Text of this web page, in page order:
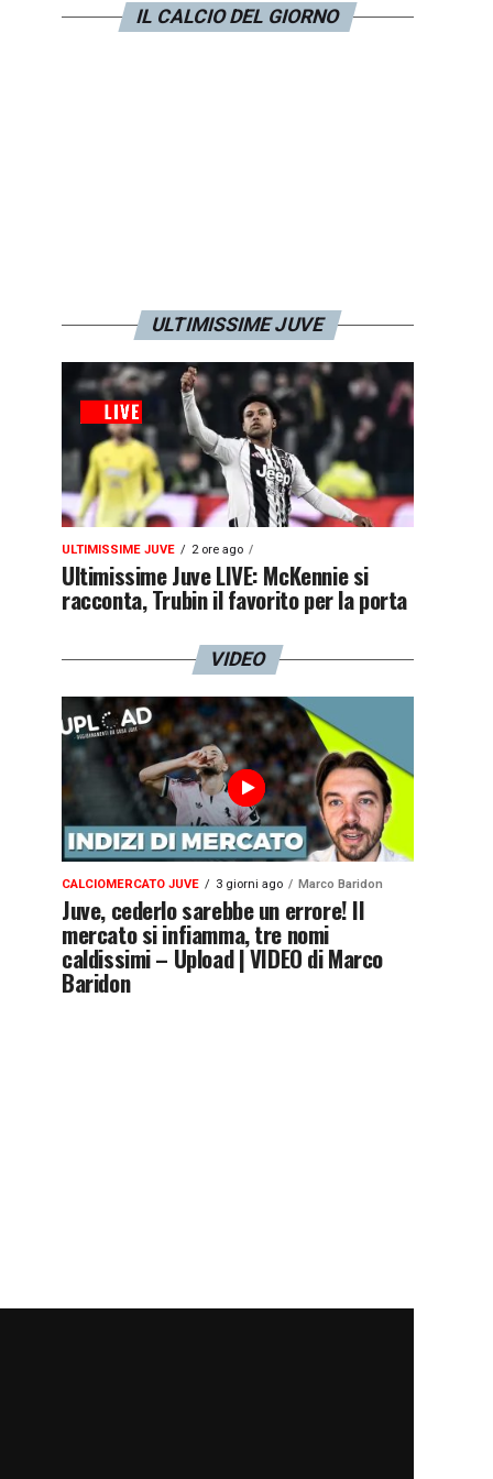
IL CALCIO DEL GIORNO
ULTIMISSIME JUVE
ULTIMISSIME JUVE 2 ore ago
Ultimissime Juve LIVE: McKennie si
racconta, Trubin il favorito per la porta
VIDEO
CALCIOMERCATO JUVE 3 giorni ago Marco Baridon
Juve, cederlo sarebbe un errore! Il
mercato si infiamma, tre nomi
caldissimi – Upload | VIDEO di Marco
Baridon